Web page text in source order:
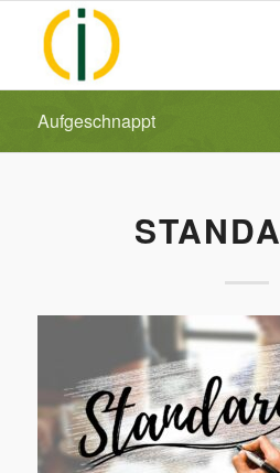
Aufgeschnappt